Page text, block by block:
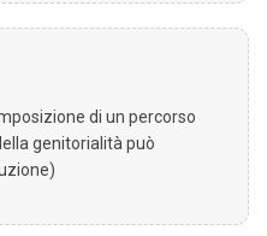
di un percorso
genitorialità può